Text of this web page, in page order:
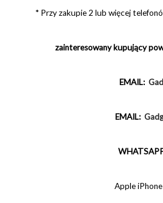
* Przy zakupie 2 lub więcej
zainteresowany kupujący
EMAIL:
EMAIL:
Apple